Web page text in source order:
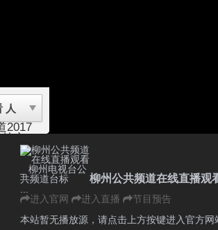
2017
心，
型的播
的电
播电视
以“抗
容量、
容错
柳州公共频道在线直播观
进入官网
进入直播
节目预告
本站暂无播放源，请点击上方按键进入官方网